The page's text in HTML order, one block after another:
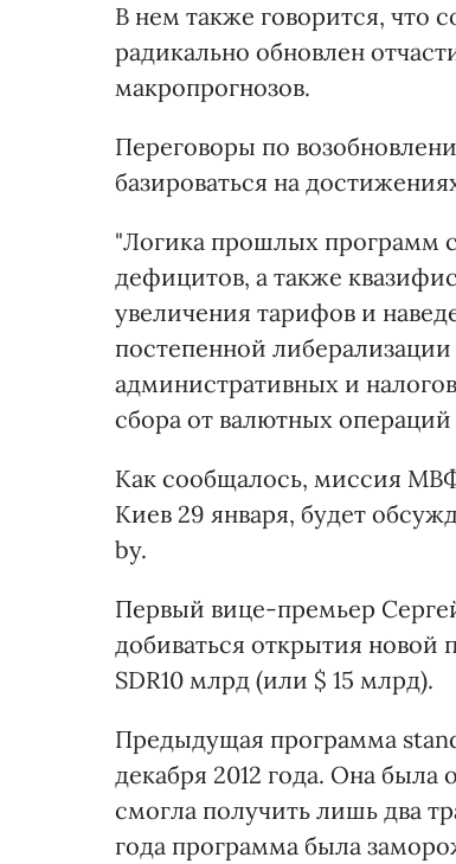
В нем также говорится, что
радикально обновлен
макропрогнозов.
Переговоры по
базироваться на
"Логика прошлых программ
дефицитов, а также
увеличения тарифов и
постепенной
административных и
сбора от валютных
Как сообщалось, миссия
Киев 29 января, будет
by.
Первый вице-премьер
добиваться открытия
SDR10 млрд (или $ 15 млрд).
Предыдущая программа
декабря 2012 года. Она была
смогла получить лишь два
года программа была